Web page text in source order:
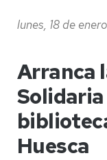
lunes, 18 de
Arranca
Huesca